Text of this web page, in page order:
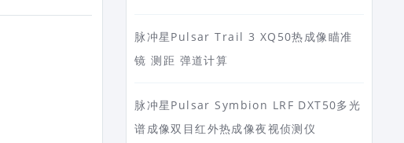
脉冲星Pulsar Trail 3 XQ50热成像瞄准
镜 测距 弹道计算
脉冲星Pulsar Symbion LRF DXT50多光
谱成像双目红外热成像夜视侦测仪